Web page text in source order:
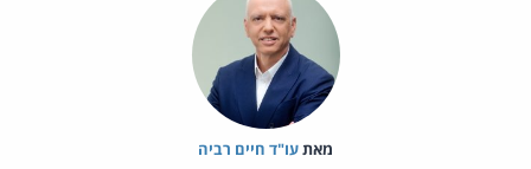
מאת‏עו"ד חיים רביה